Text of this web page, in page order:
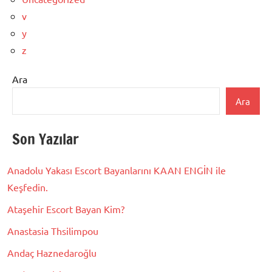
v
y
z
Ara
Ara
Son Yazılar
Anadolu Yakası Escort Bayanlarını KAAN ENGİN ile
Keşfedin.
Ataşehir Escort Bayan Kim?
Anastasia Thsilimpou
Andaç Haznedaroğlu